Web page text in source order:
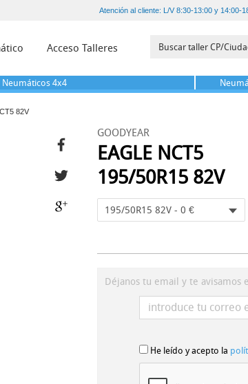
Atención al cliente: L/V 8:30-13:00 y 14:00-
Acceso Talleres
Neumáticos 4x4
82V
GOODYEAR
EAGLE NCT5
195/50R15 82V
195/50R15 82V - 0 €
Déjanos tu email y te avisamos
He leído y acepto la